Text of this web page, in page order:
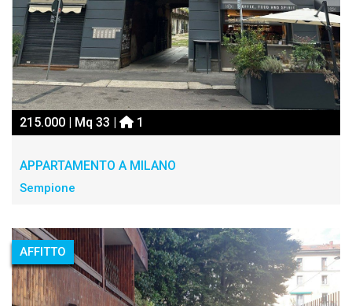
215.000 | Mq 33 | 1
APPARTAMENTO A MILANO
Sempione
AFFITTO